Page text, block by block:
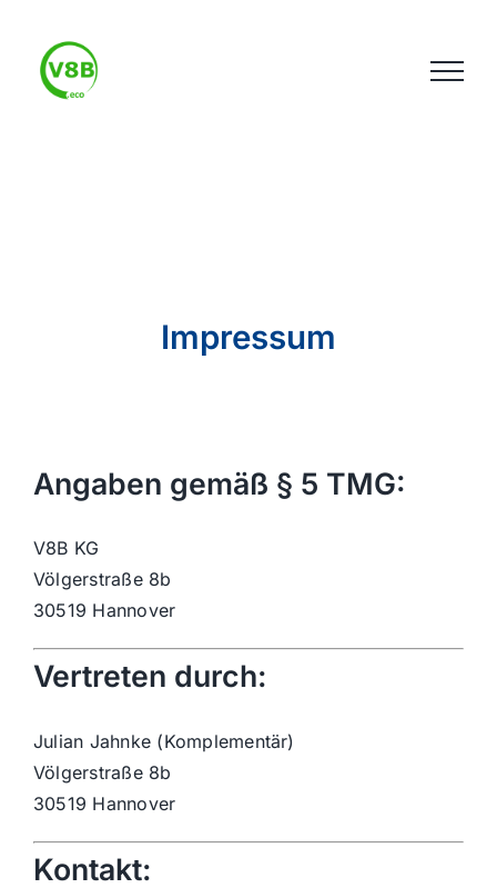
springen
Impressum
Angaben gemäß § 5 TMG:
V8B KG
Völgerstraße 8b
30519 Hannover
Vertreten durch:
Julian Jahnke (Komplementär)
Völgerstraße 8b
30519 Hannover
Kontakt: